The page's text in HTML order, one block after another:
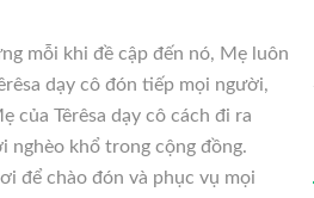
mỗi khi đề cập đến nó, Mẹ luôn
dạy cô đón tiếp mọi người,
của Têrêsa dạy cô cách đi ra
nghèo khổ trong cộng đồng.
để chào đón và phục vụ mọi